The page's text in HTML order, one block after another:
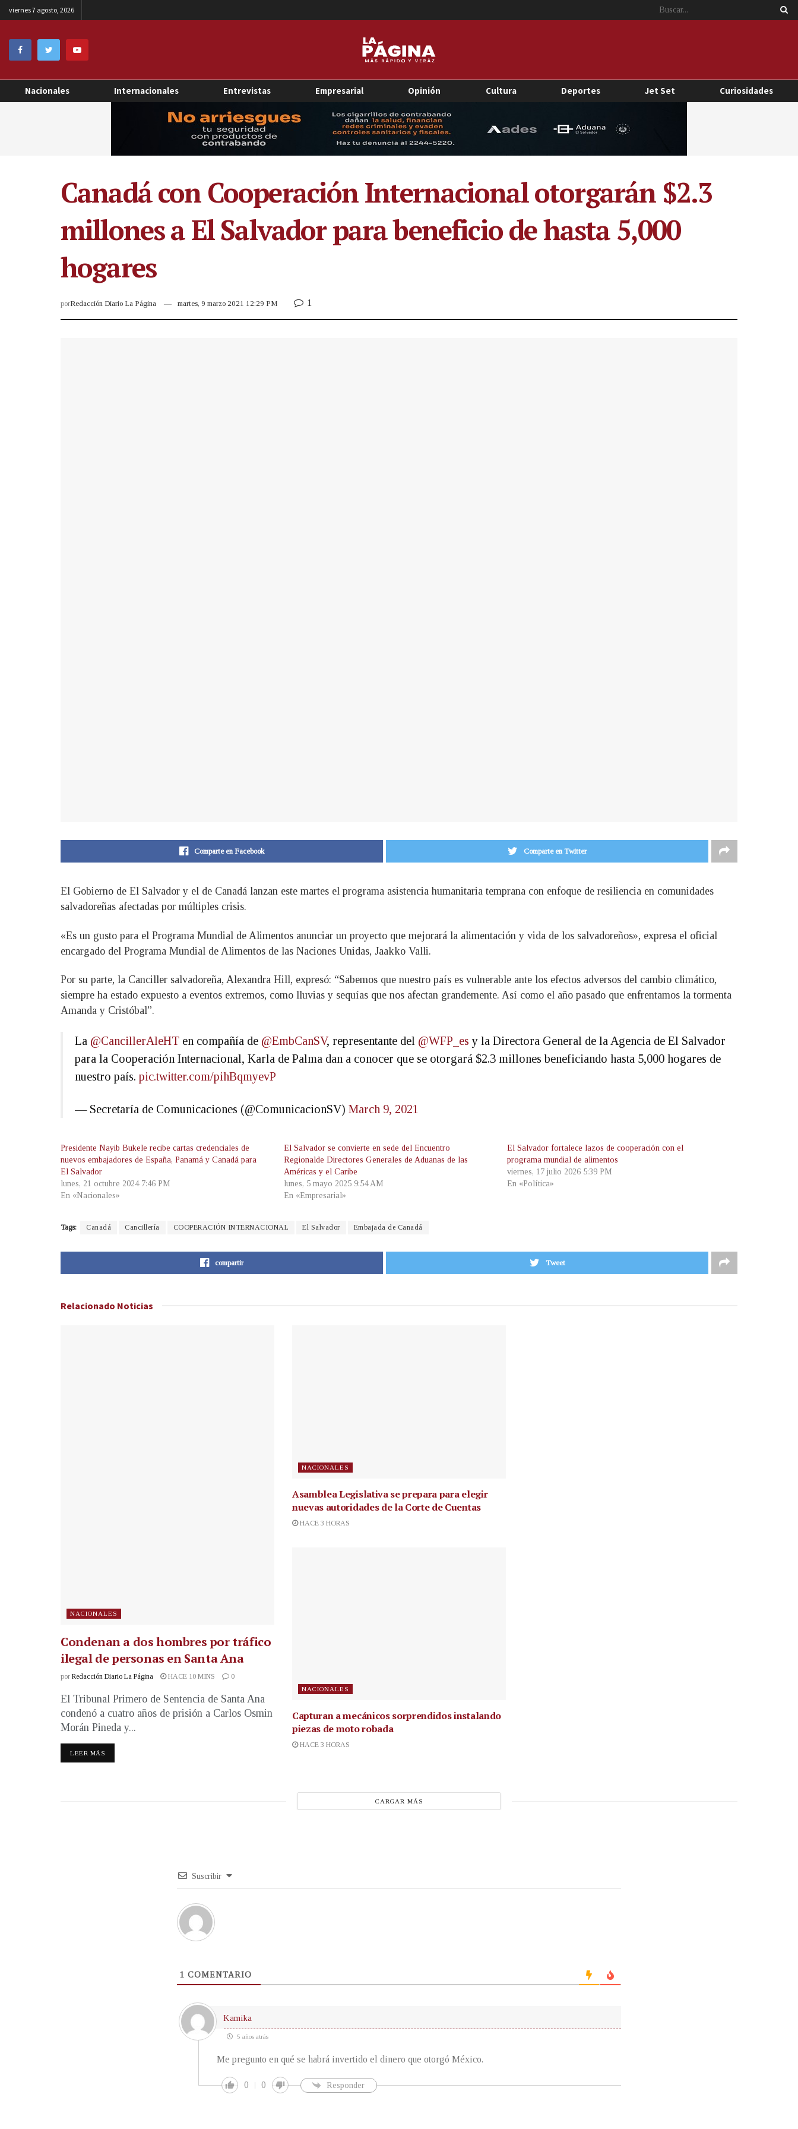
viernes 7 agosto, 2026
Nacionales Internacionales Entrevistas Empresarial Opinión Cultura Deportes Jet Set Curiosidades
Canadá con Cooperación Internacional otorgarán $2.3
millones a El Salvador para beneficio de hasta 5,000
hogares
porRedacción Diario La Página martes, 9 marzo 2021 12:29 PM 1
Comparte en Facebook Comparte en Twitter
El Gobierno de El Salvador y el de Canadá lanzan este martes el programa asistencia humanitaria temprana con enfoque de resiliencia en comunidades
salvadoreñas afectadas por múltiples crisis.
«Es un gusto para el Programa Mundial de Alimentos anunciar un proyecto que mejorará la alimentación y vida de los salvadoreños», expresa el oficial
encargado del Programa Mundial de Alimentos de las Naciones Unidas, Jaakko Valli.
Por su parte, la Canciller salvadoreña, Alexandra Hill, expresó: “Sabemos que nuestro país es vulnerable ante los efectos adversos del cambio climático,
siempre ha estado expuesto a eventos extremos, como lluvias y sequías que nos afectan grandemente. Así como el año pasado que enfrentamos la tormenta
Amanda y Cristóbal”.
La @CancillerAleHT en compañía de @EmbCanSV, representante del @WFP_es y la Directora General de la Agencia de El Salvador
para la Cooperación Internacional, Karla de Palma dan a conocer que se otorgará $2.3 millones beneficiando hasta 5,000 hogares de
nuestro país. pic.twitter.com/pihBqmyevP
— Secretaría de Comunicaciones (@ComunicacionSV) March 9, 2021
Presidente Nayib Bukele recibe cartas credenciales de
nuevos embajadores de España, Panamá y Canadá para
El Salvador
lunes, 21 octubre 2024 7:46 PM
En «Nacionales»
El Salvador se convierte en sede del Encuentro
Regionalde Directores Generales de Aduanas de las
Américas y el Caribe
lunes, 5 mayo 2025 9:54 AM
En «Empresarial»
El Salvador fortalece lazos de cooperación con el
programa mundial de alimentos
viernes, 17 julio 2026 5:39 PM
En «Política»
Tags: Canadá Cancillería COOPERACIÓN INTERNACIONAL El Salvador Embajada de Canadá
compartir Tweet
Relacionado Noticias
NACIONALES
Condenan a dos hombres por tráfico
ilegal de personas en Santa Ana
por Redacción Diario La Página HACE 10 MINS 0
El Tribunal Primero de Sentencia de Santa Ana
condenó a cuatro años de prisión a Carlos Osmin
Morán Pineda y...
LEER MÁS
NACIONALES
Asamblea Legislativa se prepara para elegir
nuevas autoridades de la Corte de Cuentas
HACE 3 HORAS
NACIONALES
Capturan a mecánicos sorprendidos instalando
piezas de moto robada
HACE 3 HORAS
CARGAR MÁS
Suscribir
1 COMENTARIO
Kamika
5 años atrás
Me pregunto en qué se habrá invertido el dinero que otorgó México.
0 0 Responder